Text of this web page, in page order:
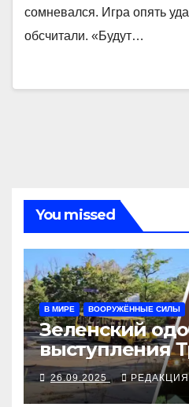
сомневался. Игра опять
обсчитали. «Будут…
You missed
В МИРЕ ВООРУЖЁННЫЕ СИЛЫ
Зеленский
выступления
закрыли
рубеж
26.09.2025 РЕДАКЦИЯ